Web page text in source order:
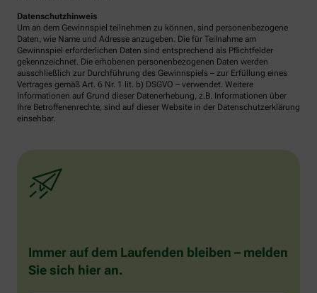
Datenschutzhinweis
Um an dem Gewinnspiel teilnehmen zu können, sind personenbezogene
Daten, wie Name und Adresse anzugeben. Die für Teilnahme am
Gewinnspiel erforderlichen Daten sind entsprechend als Pflichtfelder
gekennzeichnet. Die erhobenen personenbezogenen Daten werden
ausschließlich zur Durchführung des Gewinnspiels – zur Erfüllung eines
Vertrages gemäß Art. 6 Nr. 1 lit. b) DSGVO – verwendet. Weitere
Informationen auf Grund dieser Datenerhebung, z.B. Informationen über
Ihre Betroffenenrechte, sind auf dieser Website in der Datenschutzerklärung
einsehbar.
Immer auf dem Laufenden bleiben – melden
Sie sich hier an.